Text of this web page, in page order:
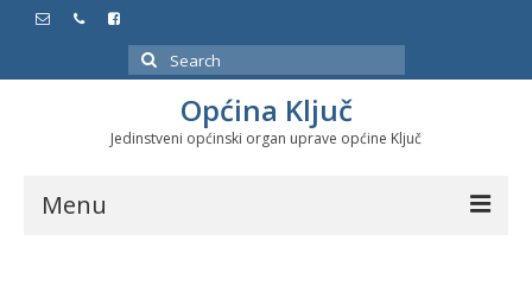
Search
for:
Općina Ključ
Jedinstveni općinski organ uprave općine Ključ
Menu